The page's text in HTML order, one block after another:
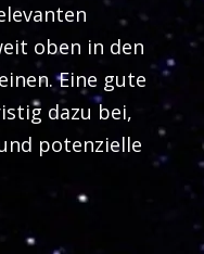
oben in den
Eine gute
dazu bei,
potenzielle